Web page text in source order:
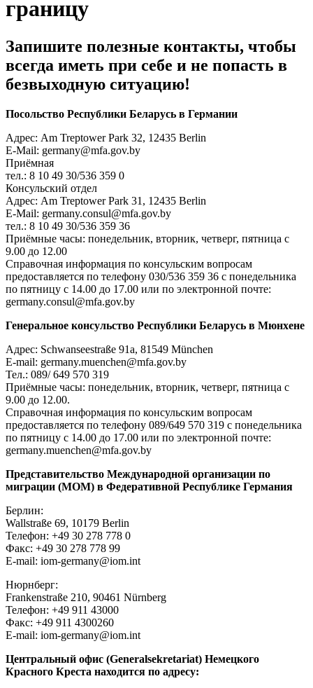
границу
Запишите полезные контакты, чтобы
всегда иметь при себе и не попасть в
безвыходную ситуацию!
Посольство Республики Беларусь в Германии
Адрес: Am Treptower Park 32, 12435 Berlin
E-Mail: germany@mfa.gov.by
Приёмная
тел.: 8 10 49 30/536 359 0
Консульский отдел
Адрес: Am Treptower Park 31, 12435 Berlin
E-Mail: germany.consul@mfa.gov.by
тел.: 8 10 49 30/536 359 36
Приёмные часы: понедельник, вторник, четверг, пятница с
9.00 до 12.00
Справочная информация по консульским вопросам
предоставляется по телефону 030/536 359 36 с понедельника
по пятницу с 14.00 до 17.00 или по электронной почте:
germany.consul@mfa.gov.by
Генеральное консульство Республики Беларусь в Мюнхене
Адрес: Schwanseestraße 91a, 81549 München
E-mail: germany.muenchen@mfa.gov.by
Тел.: 089/ 649 570 319
Приёмные часы: понедельник, вторник, четверг, пятница с
9.00 до 12.00.
Справочная информация по консульским вопросам
предоставляется по телефону 089/649 570 319 с понедельника
по пятницу с 14.00 до 17.00 или по электронной почте:
germany.muenchen@mfa.gov.by
Представительство Международной организации по
миграции (МОМ) в Федеративной Республике Германия
Берлин:
Wallstraße 69, 10179 Berlin
Телефон: +49 30 278 778 0
Факс: +49 30 278 778 99
E-mail: iom-germany@iom.int
Нюрнберг:
Frankenstraße 210, 90461 Nürnberg
Телефон: +49 911 43000
Факс: +49 911 4300260
E-mail: iom-germany@iom.int
Центральный офис (Generalsekretariat) Немецкого
Красного Креста находится по адресу: